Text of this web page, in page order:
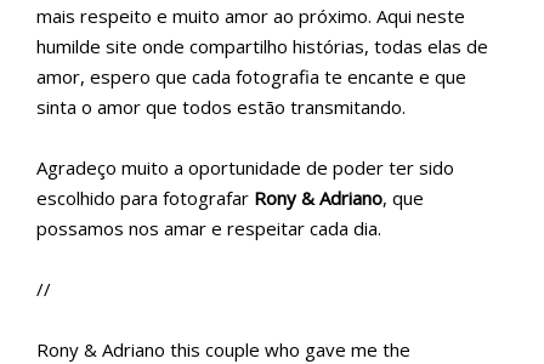
mais respeito e muito amor ao próximo. Aqui neste
humilde site onde compartilho histórias, todas elas de
amor, espero que cada fotografia te encante e que
sinta o amor que todos estão transmitando.
Agradeço muito a oportunidade de poder ter sido
escolhido para fotografar Rony & Adriano, que
possamos nos amar e respeitar cada dia.
//
Rony & Adriano this couple who gave me the